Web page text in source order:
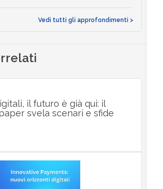
Vedi tutti gli approfondimenti >
il futuro è già qui: il
svela scenari e sfide